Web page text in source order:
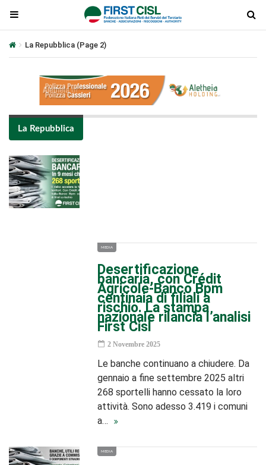
La Repubblica (Page 2)
La Repubblica
MEDIA
Desertificazione
bancaria, con Crédit
Agricole-Banco Bpm
centinaia di filiali a
rischio. La stampa
nazionale rilancia l’analisi
First Cisl
2 Novembre 2025
Le banche continuano a chiudere. Da
gennaio a fine settembre 2025 altri
268 sportelli hanno cessato la loro
attività. Sono adesso 3.419 i comuni
a…
MEDIA